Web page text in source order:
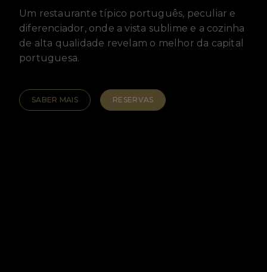
Um restaurante típico português, peculiar e
diferenciador, onde a vista sublime e a cozinha
de alta qualidade revelam o melhor da capital
portuguesa.
SABER MAIS RESERVAS